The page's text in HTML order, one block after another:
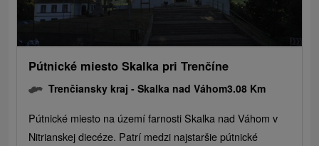
Pútnické miesto Skalka pri Trenčíne
Trenčiansky kraj -Skalka nad Váhom3.08 Km
Pútnické miesto na území farnosti Skalka nad Váhom v
Nitrianskej diecéze. Patrí medzi najstaršie pútnické